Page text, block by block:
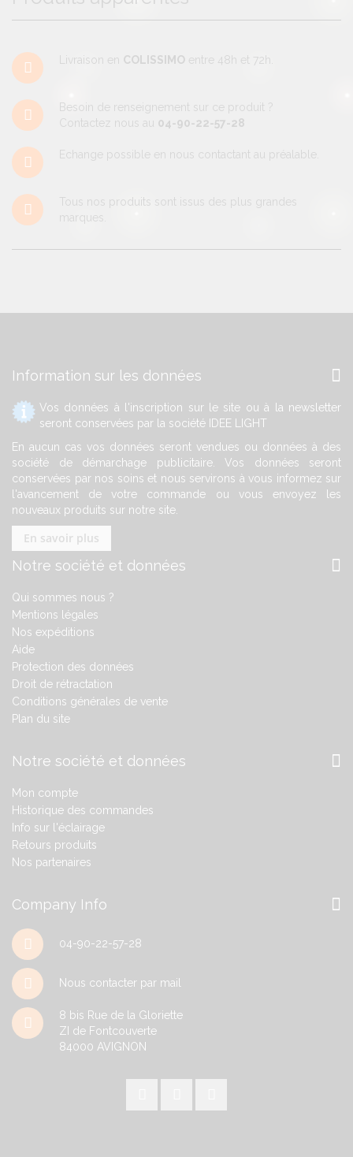
Livraison en COLISSIMO entre 48h et 72h.
Besoin de renseignement sur ce produit ?
Contactez nous au 04-90-22-57-28
Echange possible en nous contactant au préalable.
Tous nos produits sont issus des plus grandes
marques.
Information sur les données
Vos données à l'inscription sur le site ou à la newsletter
seront conservées par la société IDEE LIGHT
En aucun cas vos données seront vendues ou données à des
société de démarchage publicitaire. Vos données seront
conservées par nos soins et nous servirons à vous informez sur
l'avancement de votre commande ou vous envoyez les
nouveaux produits sur notre site.
En savoir plus
Notre société et données
Qui sommes nous ?
Mentions légales
Nos expéditions
Aide
Protection des données
Droit de rétractation
Conditions générales de vente
Plan du site
Notre société et données
Mon compte
Historique des commandes
Info sur l'éclairage
Retours produits
Nos partenaires
Company Info
04-90-22-57-28
Nous contacter par mail
8 bis Rue de la Gloriette
ZI de Fontcouverte
84000 AVIGNON